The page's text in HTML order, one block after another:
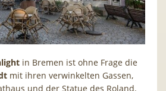
in Bremen ist ohne Frage die
mit ihren verwinkelten Gassen,
und der Statue des Roland.